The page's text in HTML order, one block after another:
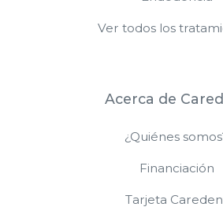
Ver todos los
Acerca de
¿Quiénes
Financiación
Tarjeta